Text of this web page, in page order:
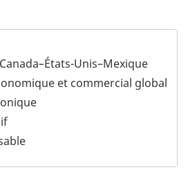
mer
et matières plastiques
Unis–Mexique
et commercial global